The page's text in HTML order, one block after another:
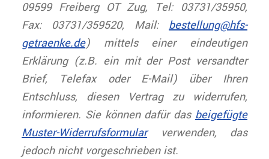
09599 Freiberg OT Zug, Tel: 03731/35950,
Fax: 03731/359520, Mail: bestellung@hfs-
getraenke.de) mittels einer eindeutigen
Erklärung (z.B. ein mit der Post versandter
Brief, Telefax oder E-Mail) über Ihren
Entschluss, diesen Vertrag zu widerrufen,
informieren. Sie können dafür das beigefügte
Muster-Widerrufsformularverwenden, das
jedoch nicht vorgeschrieben ist.